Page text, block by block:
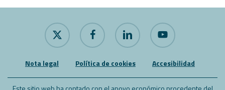
x-
twitter
facebook linkedin youtube
Nota legal Política de cookies Accesibilidad